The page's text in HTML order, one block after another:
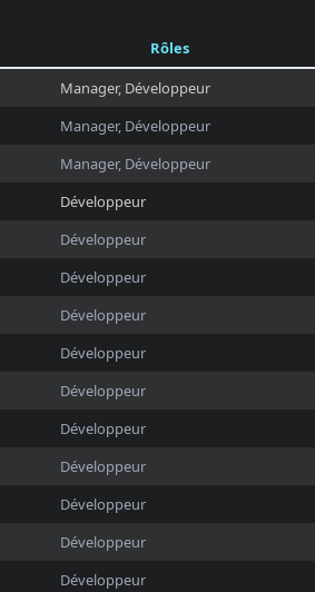
Rôles
Manager, Développeur
Manager, Développeur
Manager, Développeur
Développeur
Développeur
Développeur
Développeur
Développeur
Développeur
Développeur
Développeur
Développeur
Développeur
Développeur